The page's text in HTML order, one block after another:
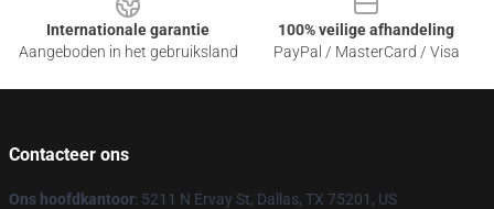
Internationale garantie
Aangeboden in het gebruiksland
100% veilige afhandeling
PayPal / MasterCard / Visa
Contacteer ons
Ons hoofdkantoor: 5211 N Ervay St, Dallas, TX 75201, US